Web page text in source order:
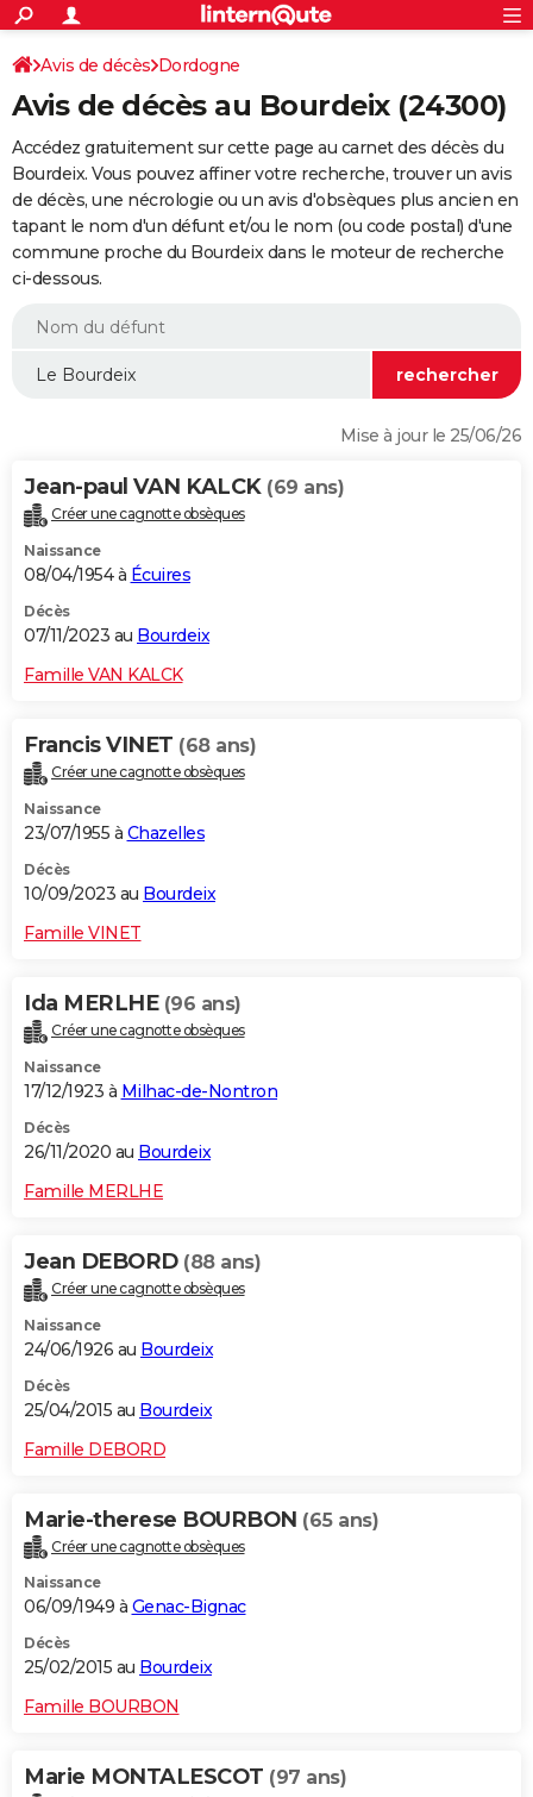
ACTUALITÉS
Politique
Société
Faits Divers
Education
Monde
Villes
+
SPORT
Coupe du monde 2026
Football
Tennis
Cyclisme
Rugby
Forum
Programme TV
TNT
Streaming
Cinéma
Sorties cinéma
Musique
+
FINANCE
Retraite
Epargne
Immobilier
Risques naturels par ville
Assurance
AUTO
Essais
Réserver un essai
Citadines
Berlines
SUV
Forum auto
+HIGH-TECH
BRICOLAGE
WEEK-END
Alimentation
Guide de la santé
Maladies
Médicaments
Sommeil
VOYAGE
Destinations
City break
Voyage nature
Voyage de noces
Forum
Climat
+PHOTO
GUIDES D'ACHAT
Carte de Noël
Carte Bonne année
Carte Saint-Valentin
Carte Pâques
Carte d'anniversaire
DICTIONNAIRE
Dictionnaire
Biographies
Citations
Expressions
Proverbes
PROGRAMME TV
S'inscrire
Se connecter
Lycées
Collèges
Primaires
Universités
Entreprises
Service militaire
Avis de recherche
AVIS DE DÉCÈS
FORUM
Bricolage
Lifestyle
Culture
Sport
Auto
Television
Voyage
Cinema
Avis de décès Dordogne
Avis de décès au Bourdeix (24300)
Accédez gratuitement sur cette page au carnet des décès du
Bourdeix. Vous pouvez affiner votre recherche, trouver un avis
de décès, une nécrologie ou un avis d'obsèques plus ancien en
tapant le nom d'un défunt et/ou le nom (ou code postal) d'une
commune proche du Bourdeix dans le moteur de recherche
ci-dessous.
Mise à jour le 25/06/26
Jean-paul VAN KALCK (69 ans)
Créer une cagnotte obsèques
Naissance
08/04/1954 à Écuires
Décès
07/11/2023 au Bourdeix
Famille VAN KALCK
Francis VINET (68 ans)
Créer une cagnotte obsèques
Naissance
23/07/1955 à Chazelles
Décès
10/09/2023 au Bourdeix
Famille VINET
Ida MERLHE (96 ans)
Créer une cagnotte obsèques
Naissance
17/12/1923 à Milhac-de-Nontron
Décès
26/11/2020 au Bourdeix
Famille MERLHE
Jean DEBORD (88 ans)
Créer une cagnotte obsèques
Naissance
24/06/1926 au Bourdeix
Décès
25/04/2015 au Bourdeix
Famille DEBORD
Marie-therese BOURBON (65 ans)
Créer une cagnotte obsèques
Naissance
06/09/1949 à Genac-Bignac
Décès
25/02/2015 au Bourdeix
Famille BOURBON
Marie MONTALESCOT (97 ans)